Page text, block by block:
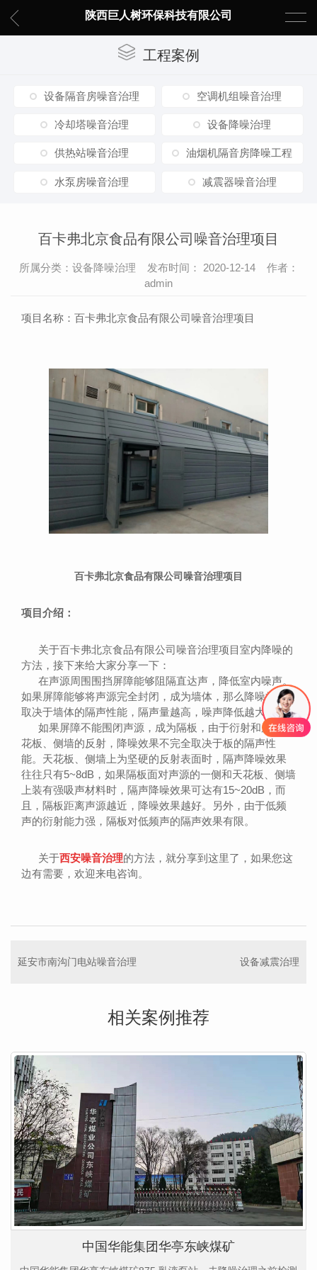
陕西巨人树环保科技有限公司
工程案例
设备隔音房噪音治理 空调机组噪音治理
冷却塔噪音治理 设备降噪治理
供热站噪音治理 油烟机隔音房降噪工程
水泵房噪音治理 减震器噪音治理
百卡弗北京食品有限公司噪音治理项目
所属分类：设备降噪治理 发布时间： 2020-12-14 作者：
admin
项目名称：百卡弗北京食品有限公司噪音治理项目
百卡弗北京食品有限公司噪音治理项目
项目介绍：
关于百卡弗北京食品有限公司噪音治理项目室内降噪的
方法，接下来给大家分享一下：
在声源周围围挡屏障能够阻隔直达声，降低室内噪声。
如果屏障能够将声源完全封闭，成为墙体，那么降噪效果
取决于墙体的隔声性能，隔声量越高，噪声降低越大。
如果屏障不能围闭声源，成为隔板，由于衍射和房间天
花板、侧墙的反射，降噪效果不完全取决于板的隔声性
能。天花板、侧墙上为坚硬的反射表面时，隔声降噪效果
往往只有5~8dB，如果隔板面对声源的一侧和天花板、侧墙
上装有强吸声材料时，隔声降噪效果可达有15~20dB，而
且，隔板距离声源越近，降噪效果越好。另外，由于低频
声的衍射能力强，隔板对低频声的隔声效果有限。
关于西安噪音治理的方法，就分享到这里了，如果您这
边有需要，欢迎来电咨询。
延安市南沟门电站噪音治理 设备减震治理
相关案例推荐
中国华能集团华亭东峡煤矿